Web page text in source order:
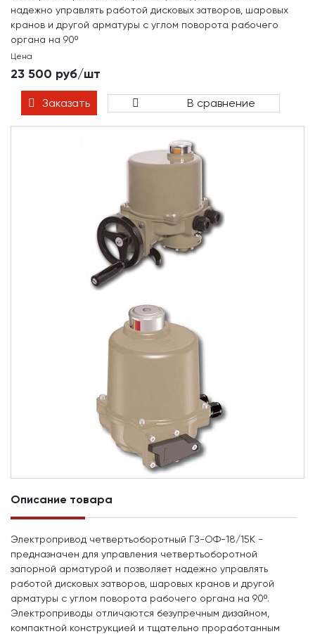
надежно управлять работой дисковых затворов, шаровых
кранов и другой арматуры с углом поворота рабочего
органа на 90º
Цена
23 500 руб/шт
Заказать В сравнение
Описание товара
Электропривод четвертьоборотный ГЗ-ОФ-18/15К -
предназначен для управления четвертьоборотной
запорной арматурой и позволяет надежно управлять
работой дисковых затворов, шаровых кранов и другой
арматуры с углом поворота рабочего органа на 90º.
Электроприводы отличаются безупречным дизайном,
компактной конструкцией и тщательно проработанным